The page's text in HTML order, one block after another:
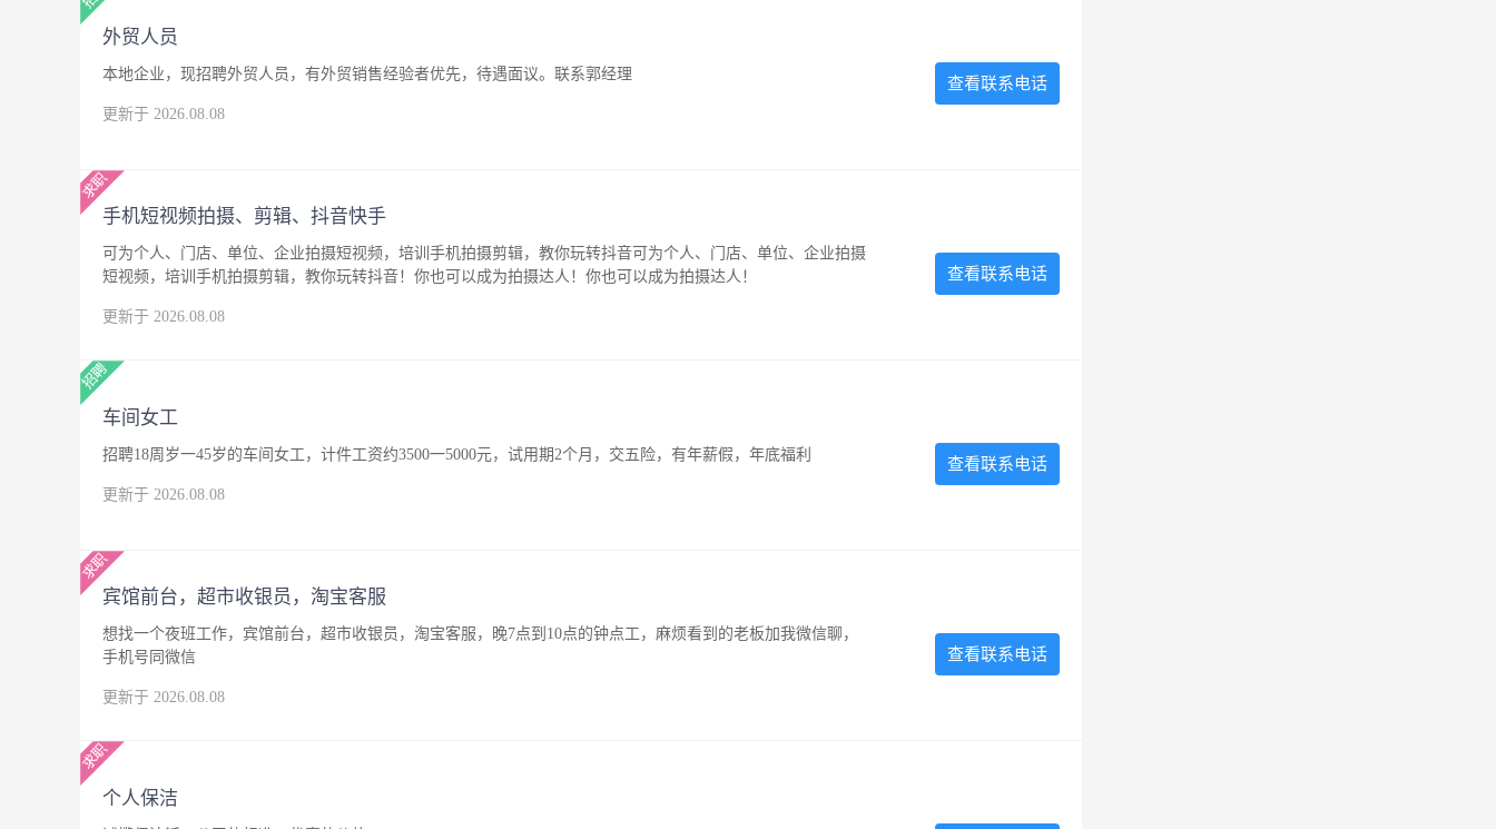
外贸人员
本地企业，现招聘外贸人员，有外贸销售经验者优先，待遇面议。联系郭经理
更新于 2026.08.08
查看联系电话
手机短视频拍摄、剪辑、抖音快手
可为个人、门店、单位、企业拍摄短视频，培训手机拍摄剪辑，教你玩转抖音可为个人、门店、单位、企业拍摄
短视频，培训手机拍摄剪辑，教你玩转抖音！你也可以成为拍摄达人！你也可以成为拍摄达人！
更新于 2026.08.08
查看联系电话
车间女工
招聘18周岁一45岁的车间女工，计件工资约3500一5000元，试用期2个月，交五险，有年薪假，年底福利
更新于 2026.08.08
查看联系电话
宾馆前台，超市收银员，淘宝客服
想找一个夜班工作，宾馆前台，超市收银员，淘宝客服，晚7点到10点的钟点工，麻烦看到的老板加我微信聊，
手机号同微信
更新于 2026.08.08
查看联系电话
个人保洁